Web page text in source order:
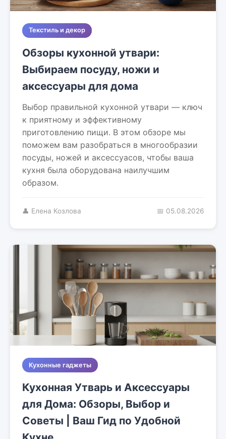
Текстиль и декор
Обзоры кухонной утвари:
Выбираем посуду, ножи и
аксессуары для дома
Выбор правильной кухонной утвари — ключ
к приятному и эффективному
приготовлению пищи. В этом обзоре мы
поможем вам разобраться в многообразии
посуды, ножей и аксессуасов, чтобы ваша
кухня была оборудована наилучшим
образом.
👤 Елена Козлова 📅 05.08.2026
Кухонные гаджеты
Кухонная Утварь и Аксессуары
для Дома: Обзоры, Выбор и
Советы | Ваш Гид по Удобной